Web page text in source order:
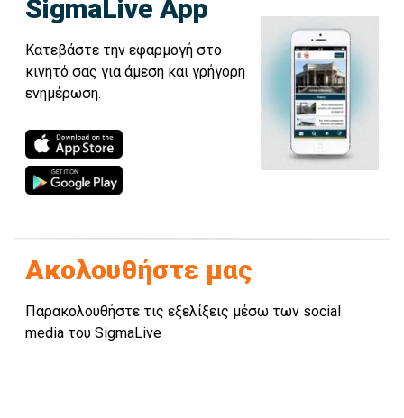
SigmaLive App
Κατεβάστε την εφαρμογή στο
κινητό σας για άμεση και γρήγορη
ενημέρωση.
Ακολουθήστε μας
Παρακολουθήστε τις εξελίξεις μέσω των social
media του SigmaLive